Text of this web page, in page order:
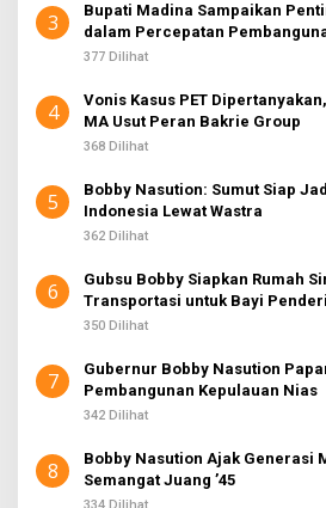
3
Bupati Madina Sampaikan
dalam Percepatan
377 Dilihat
4
Vonis Kasus PET
MA Usut Peran Bakrie Group
368 Dilihat
5
Bobby Nasution: Sumut Siap
Indonesia Lewat Wastra
362 Dilihat
6
Gubsu Bobby Siapkan Rumah
Transportasi untuk Bayi
Asal Nias Barat
350 Dilihat
7
Gubernur Bobby Nasution
Pembangunan Kepulauan Nias
342 Dilihat
8
Bobby Nasution Ajak Generasi
Semangat Juang ’45